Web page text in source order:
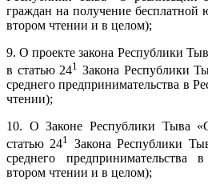
граждан на получение
втором чтении и в целом);
9. О проекте закона Республики
в статью 241 Закона Республики
среднего предпринимательства в
чтении);
10. О Законе Республики Тыва
статью 241 Закона Республики
среднего
втором чтении и в целом);